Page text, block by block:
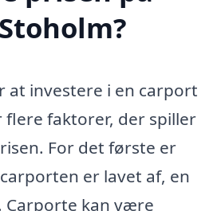
at investere i en carport
flere faktorer, der spiller
For det første er
er lavet af, en
kan være